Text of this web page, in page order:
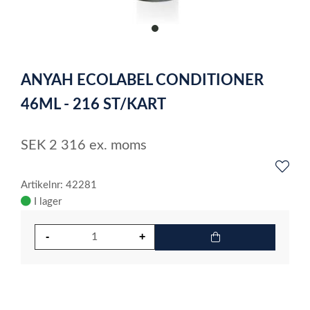
item
of
1
ANYAH ECOLABEL CONDITIONER
46ML - 216 ST/KART
SEK 2 316 ex. moms
Artikelnr: 42281
I lager